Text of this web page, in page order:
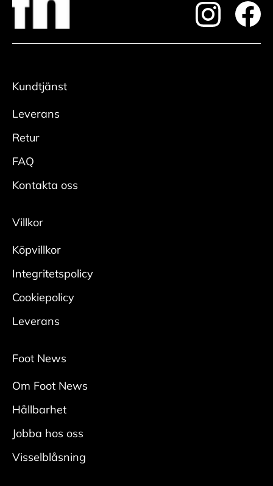
footer.instagram
Kundtjänst
Leverans
Retur
FAQ
Kontakta oss
Villkor
Köpvillkor
Integritetspolicy
Cookiepolicy
Leverans
Foot News
Om Foot News
Hållbarhet
Jobba hos oss
Visselblåsning